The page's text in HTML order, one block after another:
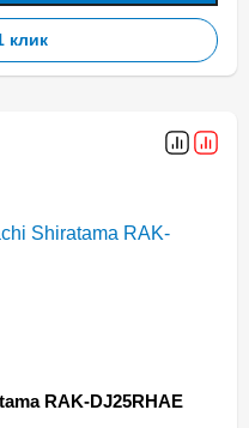
клик
RAK-DJ25RHAE